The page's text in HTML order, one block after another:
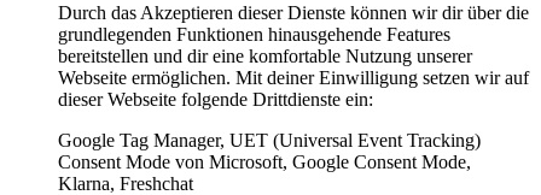
Durch das Akzeptieren dieser Dienste können wir dir über die
grundlegenden Funktionen hinausgehende Features
bereitstellen und dir eine komfortable Nutzung unserer
Webseite ermöglichen. Mit deiner Einwilligung setzen wir auf
dieser Webseite folgende Drittdienste ein:
Google Tag Manager, UET (Universal Event Tracking)
Consent Mode von Microsoft, Google Consent Mode,
Klarna, Freshchat